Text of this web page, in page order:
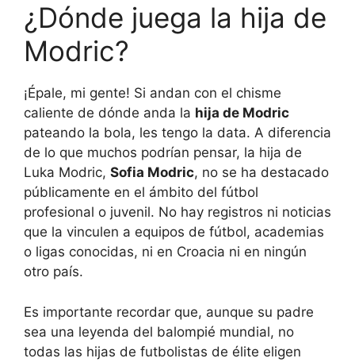
¿Dónde juega la hija de
Modric?
¡Épale, mi gente! Si andan con el chisme
caliente de dónde anda la hija de Modric
pateando la bola, les tengo la data. A diferencia
de lo que muchos podrían pensar, la hija de
Luka Modric, Sofia Modric, no se ha destacado
públicamente en el ámbito del fútbol
profesional o juvenil. No hay registros ni noticias
que la vinculen a equipos de fútbol, academias
o ligas conocidas, ni en Croacia ni en ningún
otro país.
Es importante recordar que, aunque su padre
sea una leyenda del balompié mundial, no
todas las hijas de futbolistas de élite eligen